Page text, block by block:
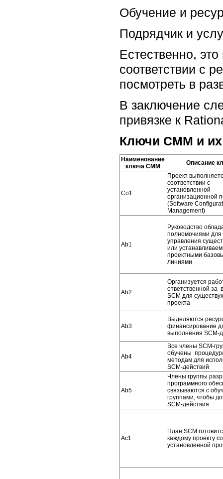
Oбучение и
Подрядчик и
Естественно,
соответствии с
посмотреть в
В заключение
привязке к
Ключи CMM и
Наименование
ключа СММ
Описание
Сo1
Проект
соответствии с
установленной
организационной
(Software
Management)
Ab1
Руководство
полномочиями для
управления
или
проектными
линиями
Ab2
Организуется
ответственной за
SCM для
проекта
Ab3
Выделяются
финансирование
выполнения SCM-
Ab4
Все члены SCM-
обучены
методам для
SCM-действий
Ab5
Члены группы
программного
связываются с
группами, чтобы
SCM-действия
Ac1
План SCM
каждому проекту
установленной